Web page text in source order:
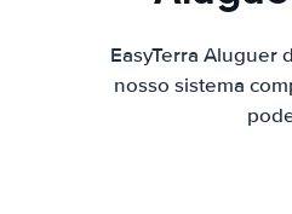
EasyTerra Aluguer
nosso sistema